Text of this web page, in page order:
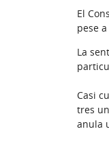
El
pese
La
Casi
tres
anula